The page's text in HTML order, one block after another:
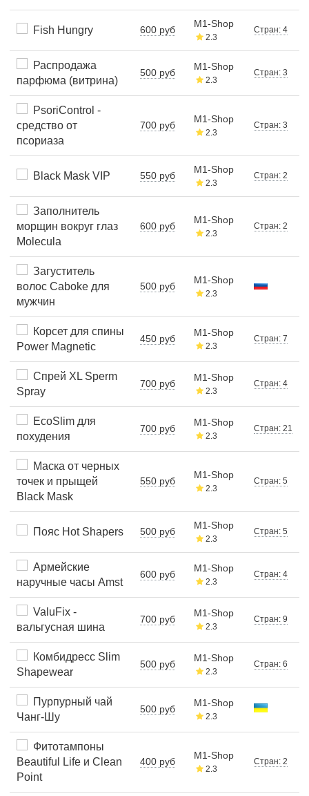
Fish Hungry 600 руб
M1-Shop
2.3
Стран: 4
Распродажа
парфюма (витрина)
500 руб
M1-Shop
2.3
Стран: 3
PsoriControl -
средство от
псориаза
700 руб
M1-Shop
2.3
Стран: 3
Black Mask VIP 550 руб
M1-Shop
2.3
Стран: 2
Заполнитель
морщин вокруг глаз
Molecula
600 руб
M1-Shop
2.3
Стран: 2
Загуститель
волос Caboke для
мужчин
500 руб
M1-Shop
2.3
Корсет для спины
Power Magnetic
450 руб
M1-Shop
2.3
Стран: 7
Спрей XL Sperm
Spray
700 руб
M1-Shop
2.3
Стран: 4
EcoSlim для
похудения
700 руб
M1-Shop
2.3
Стран: 21
Маска от черных
точек и прыщей
Black Mask
550 руб
M1-Shop
2.3
Стран: 5
Пояс Hot Shapers 500 руб
M1-Shop
2.3
Стран: 5
Армейские
наручные часы Amst
600 руб
M1-Shop
2.3
Стран: 4
ValuFix -
вальгусная шина
700 руб
M1-Shop
2.3
Стран: 9
Комбидресс Slim
Shapewear
500 руб
M1-Shop
2.3
Стран: 6
Пурпурный чай
Чанг-Шу
500 руб
M1-Shop
2.3
Фитотампоны
Beautiful Life и Clean
Point
400 руб
M1-Shop
2.3
Стран: 2